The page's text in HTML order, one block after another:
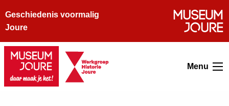
Geschiedenis voormalig
Joure
Menu